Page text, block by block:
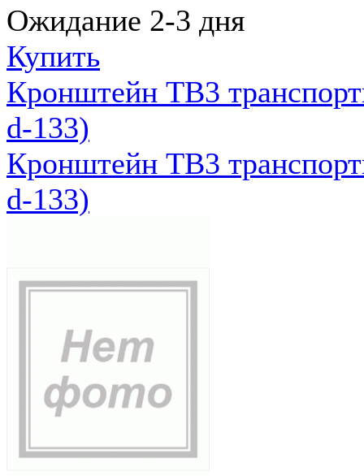
Ожидание 2-3 дня
Купить
Кронштейн ТВ3
d-133)
Кронштейн ТВ3
d-133)